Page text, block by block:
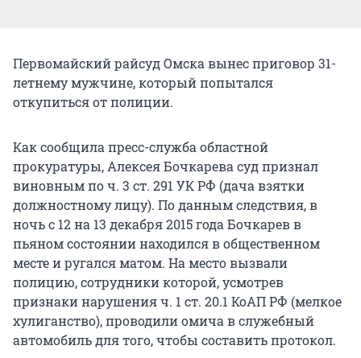
Первомайский райсуд Омска вынес приговор 31-
летнему мужчине, который попытался
откупиться от полиции.
Как сообщила пресс-служба областной
прокуратуры, Алексея Бочкарева суд признал
виновным по ч. 3 ст. 291 УК РФ (дача взятки
должностному лицу). По данным следствия, в
ночь с 12 на 13 декабря 2015 года Бочкарев в
пьяном состоянии находился в общественном
месте и ругался матом. На место вызвали
полицию, сотрудники которой, усмотрев
признаки нарушения ч. 1 ст. 20.1 КоАП РФ (мелкое
хулиганство), проводили омича в служебный
автомобиль для того, чтобы составить протокол.